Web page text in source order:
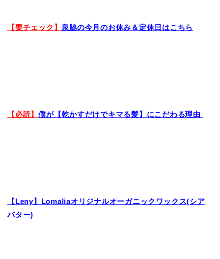
【要チェック】 泉脇の今月のお休み＆定休日はこちら
【必読】僕が【乾かすだけでキマる髪】にこだわる理由
【Leny】Lomaliaオリジナルオーガニックワックス(シア
バター)